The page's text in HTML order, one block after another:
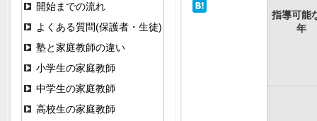
指導可能
年
開始までの流れ
よくある質問(保護者・生徒)
塾と家庭教師の違い
小学生の家庭教師
中学生の家庭教師
高校生の家庭教師